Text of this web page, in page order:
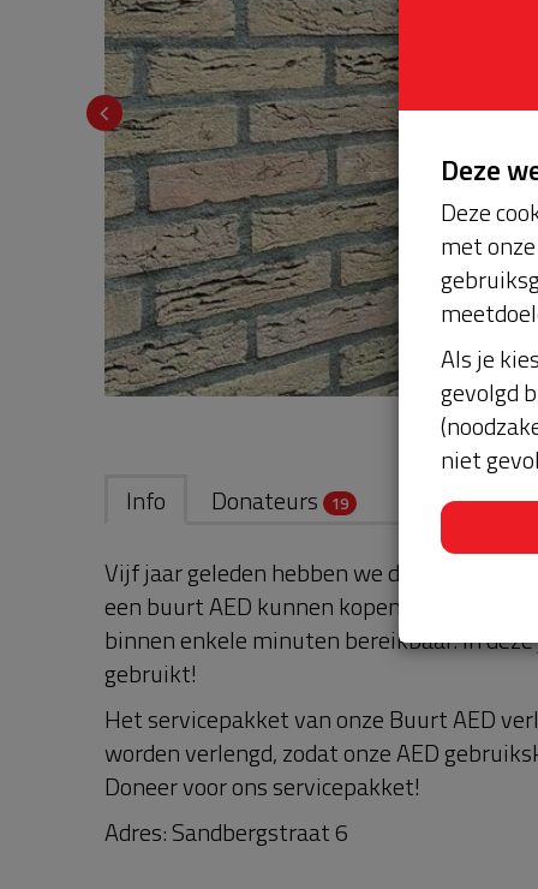
Info Donateurs 19
Vijf jaar geleden hebben we door de
een buurt AED kunnen kopen. Zo is er in
binnen enkele minuten bereikbaar. In
gebruikt!
Het servicepakket van onze Buurt AED
worden verlengd, zodat onze AED
Doneer voor ons servicepakket!
Deze
Deze
met
Als je
gevolgd
niet